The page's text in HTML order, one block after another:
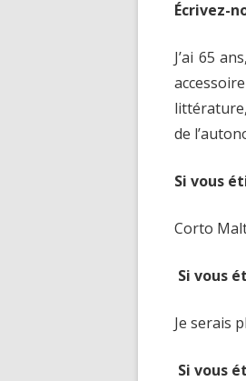
Écrivez-
J’ai 65
de
Si vous
Corto
Si vous
Je serais
Si vous